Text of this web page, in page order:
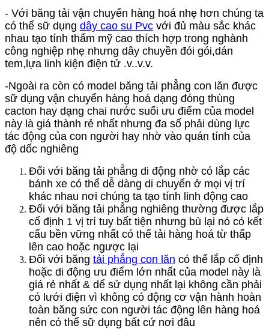
- Với băng tải vận chuyển hàng hoá nhẹ hơn chúng ta
có thể sữ dụng dây cao su Pvc với đủ màu sắc khác
nhau tạo tính thẩm mỹ cao thích hợp trong nghành
công nghiệp nhẹ nhưng dây chuyền đói gói,dán
tem,lựa linh kiện điện tử .v..v.v.
-Ngoài ra còn có model băng tải phẳng con lăn được
sữ dụng vận chuyển hàng hoá dạng đóng thùng
cacton hay dạng chai nước suối ưu điểm của model
này là giá thành rẻ nhất nhưng đa số phải dùng lực
tác động của con người hay nhờ vào quán tính của
độ dốc nghiêng
Đối với băng tải phẳng di động nhờ có lắp các
bánh xe có thể dễ dàng di chuyển ở mọi vị trí
khác nhau nơi chúng ta tạo tính linh động cao
Đối với băng tải phẳng nghiêng thường được lắp
cố định 1 vị trí tuy bất tiện nhưng bù lại nó có kết
cấu bền vững nhất có thể tải hàng hoá từ thấp
lên cao hoặc ngược lại
Đối với băng tải phẳng con lăn có thể lắp cố định
hoặc di động ưu điểm lớn nhất của model này là
giá rẻ nhất & dể sử dụng nhất lại không cần phải
có lưới điện vì không có động cơ vận hành hoàn
toàn băng sức con người tác động lên hàng hoá
nên có thể sữ dụng bất cứ nơi đâu